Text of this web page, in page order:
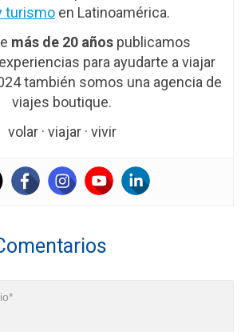
turismoen Latinoamérica.
más de 20 años publicamos
para ayudarte a viajar
también somos una agencia de
viajes boutique.
volar · viajar · vivir